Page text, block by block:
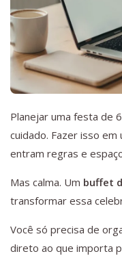
Planejar uma festa de
cuidado. Fazer isso em
entram regras e
Mas calma. Um buffet
transformar essa
Você só precisa de
direto ao que importa